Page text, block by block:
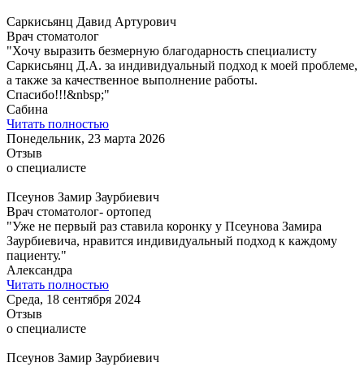
Саркисьянц Давид Артурович
Врач стоматолог
"Хочу выразить безмерную благодарность специалисту
Саркисьянц Д.А. за индивидуальный подход к моей проблеме,
а также за качественное выполнение работы.
Спасибо!!!&nbsp;"
Сабина
Читать полностью
Понедельник, 23 марта 2026
Отзыв
о специалисте
Псеунов Замир Заурбиевич
Врач стоматолог- ортопед
"Уже не первый раз ставила коронку у Псеунова Замира
Заурбиевича, нравится индивидуальный подход к каждому
пациенту."
Александра
Читать полностью
Среда, 18 сентября 2024
Отзыв
о специалисте
Псеунов Замир Заурбиевич